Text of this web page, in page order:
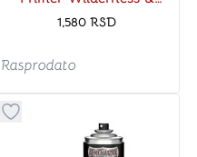
Woodland
1,580 RSD
Rasprodato
kategoriju omiljeno
Dugme za dodavanje stvari